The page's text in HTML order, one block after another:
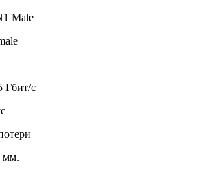
3.1 GEN1 Male
Гбит/с
мм.